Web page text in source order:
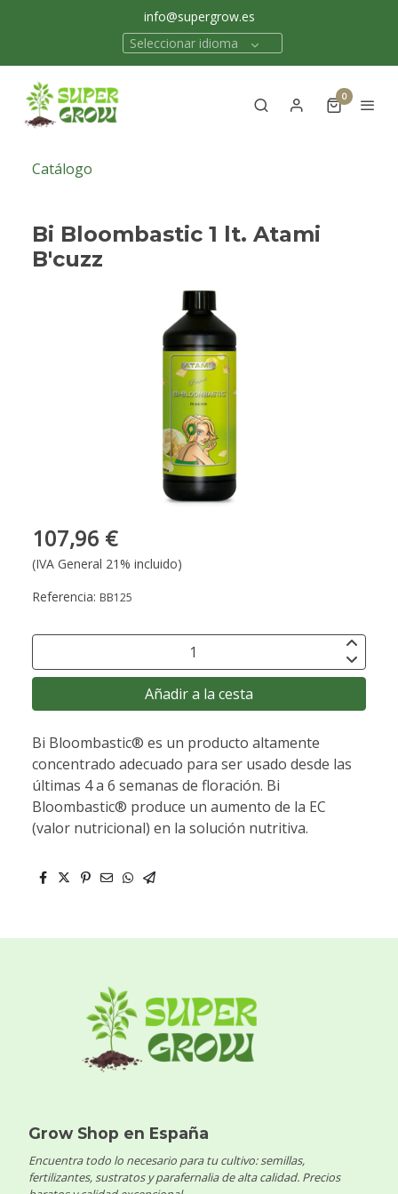
info@supergrow.es
Seleccionar idioma
0
Catálogo
Bi Bloombastic 1 lt. Atami
B'cuzz
107,96 €
(IVA General 21% incluido)
Referencia: BB125
Añadir a la cesta
Bi Bloombastic® es un producto altamente
concentrado adecuado para ser usado desde las
últimas 4 a 6 semanas de floración. Bi
Bloombastic® produce un aumento de la EC
(valor nutricional) en la solución nutritiva.
Grow Shop en España
Encuentra todo lo necesario para tu cultivo: semillas,
fertilizantes, sustratos y parafernalia de alta calidad. Precios